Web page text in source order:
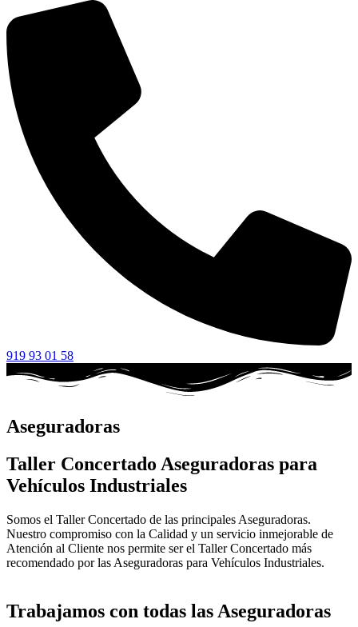
919 93 01 58
Aseguradoras
Taller Concertado Aseguradoras para
Vehículos Industriales
Somos el Taller Concertado de las principales Aseguradoras.
Nuestro compromiso con la Calidad y un servicio inmejorable de
Atención al Cliente nos permite ser el Taller Concertado más
recomendado por las Aseguradoras para Vehículos Industriales.
Trabajamos con todas las Aseguradoras